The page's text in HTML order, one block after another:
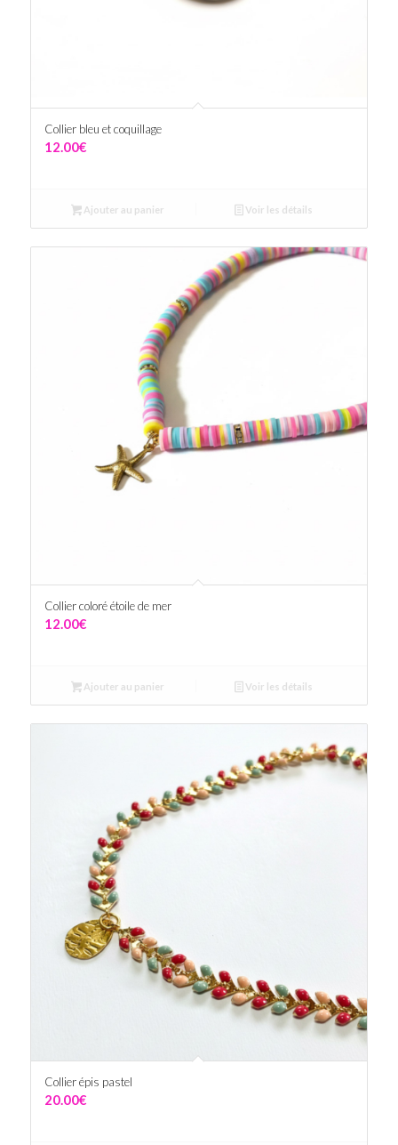
Collier bleu et coquillage
12.00€
Ajouter au panier Voir les détails
Collier coloré étoile de mer
12.00€
Ajouter au panier Voir les détails
Collier épis pastel
20.00€